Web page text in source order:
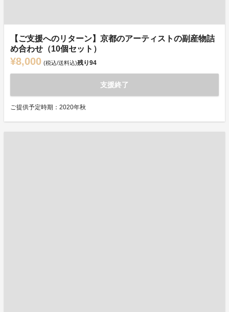
【ご支援へのリターン】京都のアーティストの副産物詰
め合わせ（10個セット）
¥8,000 (税込/送料込)残り94
支援終了
ご提供予定時期：2020年秋